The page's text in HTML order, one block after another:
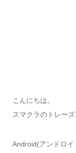
こんにちは。
スマクラのトレーズ
Android(アンドロイ